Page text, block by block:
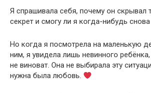
Я спрашивала себя, почему он скрывал
секрет и смогу ли я когда-нибудь
Но когда я посмотрела на маленькую
ним, я увидела лишь невинного
не виноват. Она не выбирала эту
нужна была любовь.